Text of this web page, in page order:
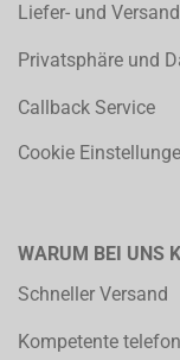
Liefer- und
Privatsphäre und
Callback Service
Cookie
WARUM BEI UNS
Schneller Versand
Kompetente